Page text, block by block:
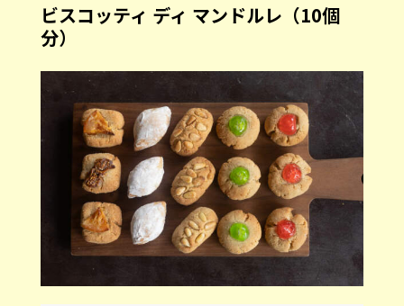
ビスコッティ ディ マンドルレ（10個
分）